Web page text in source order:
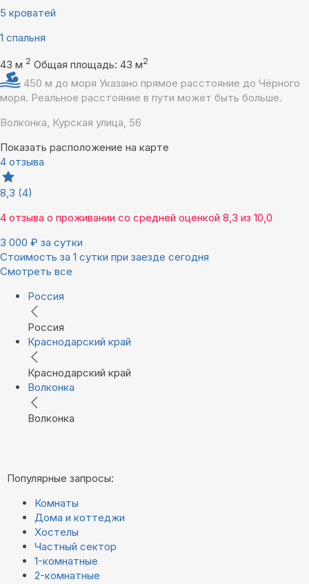
5 кроватей
1 спальня
43 м 2 Общая площадь: 43 м2
450 м до моря Указано прямое расстояние до Чёрного
моря. Реальное расстояние в пути может быть больше.
Волконка, Курская улица, 56
Показать расположение на карте
4 отзыва
8,3 (4)
4 отзыва о проживании со средней оценкой 8,3 из 10,0
3 000 ₽ за сутки
Стоимость за 1 сутки при заезде сегодня
Смотреть все
Россия
Россия
Краснодарский край
Краснодарский край
Волконка
Волконка
Популярные запросы:
Комнаты
Дома и коттеджи
Хостелы
Частный сектор
1-комнатные
2-комнатные